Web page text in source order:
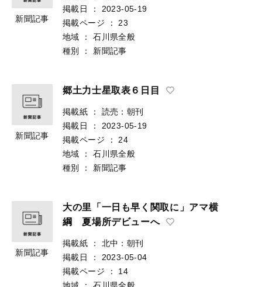
新聞記事
掲載日
：
2023-05-19
掲載ページ
：
23
地域
：
石川県全般
種別
： 新聞記事
新聞記事
郷土力士星取表６日目
掲載紙 ：
読売：朝刊
掲載日
：
2023-05-19
掲載ページ
：
24
地域
：
石川県全般
種別
： 新聞記事
新聞記事
大の里「一日も早く関取に」アマ横
綱 夏場所デビューへ
掲載紙 ：
北中：朝刊
掲載日
：
2023-05-04
掲載ページ
：
14
地域
： 石川県全般